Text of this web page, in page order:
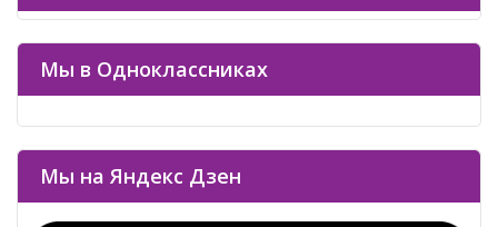
Мы в Одноклассниках
Мы на Яндекс Дзен